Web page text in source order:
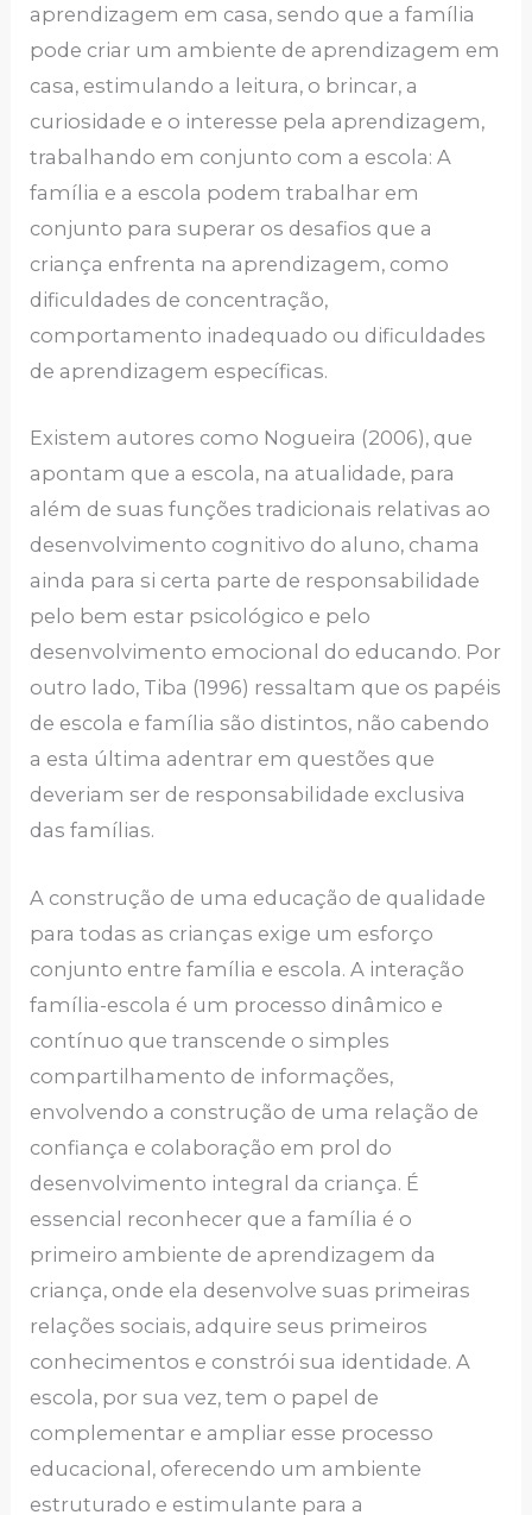
aprendizagem em casa, sendo que a família
pode criar um ambiente de aprendizagem em
casa, estimulando a leitura, o brincar, a
curiosidade e o interesse pela aprendizagem,
trabalhando em conjunto com a escola: A
família e a escola podem trabalhar em
conjunto para superar os desafios que a
criança enfrenta na aprendizagem, como
dificuldades de concentração,
comportamento inadequado ou dificuldades
de aprendizagem específicas.
Existem autores como Nogueira (2006), que
apontam que a escola, na atualidade, para
além de suas funções tradicionais relativas ao
desenvolvimento cognitivo do aluno, chama
ainda para si certa parte de responsabilidade
pelo bem estar psicológico e pelo
desenvolvimento emocional do educando. Por
outro lado, Tiba (1996) ressaltam que os papéis
de escola e família são distintos, não cabendo
a esta última adentrar em questões que
deveriam ser de responsabilidade exclusiva
das famílias.
A construção de uma educação de qualidade
para todas as crianças exige um esforço
conjunto entre família e escola. A interação
família-escola é um processo dinâmico e
contínuo que transcende o simples
compartilhamento de informações,
envolvendo a construção de uma relação de
confiança e colaboração em prol do
desenvolvimento integral da criança. É
essencial reconhecer que a família é o
primeiro ambiente de aprendizagem da
criança, onde ela desenvolve suas primeiras
relações sociais, adquire seus primeiros
conhecimentos e constrói sua identidade. A
escola, por sua vez, tem o papel de
complementar e ampliar esse processo
educacional, oferecendo um ambiente
estruturado e estimulante para a